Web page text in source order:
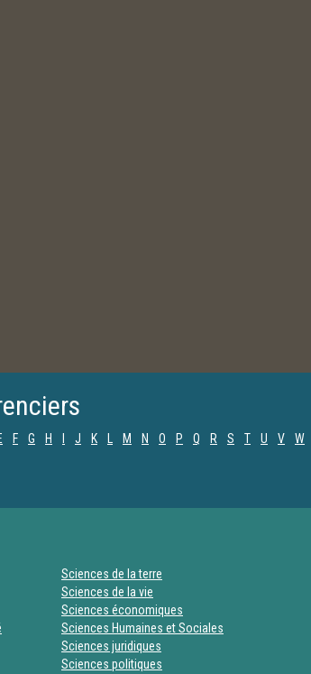
F G H J K M N O P Q R S T U V W
Sciences de la terre
Sciences de la vie
Sciences économiques
Sciences Humaines et Sociales
Sciences juridiques
Sciences politiques